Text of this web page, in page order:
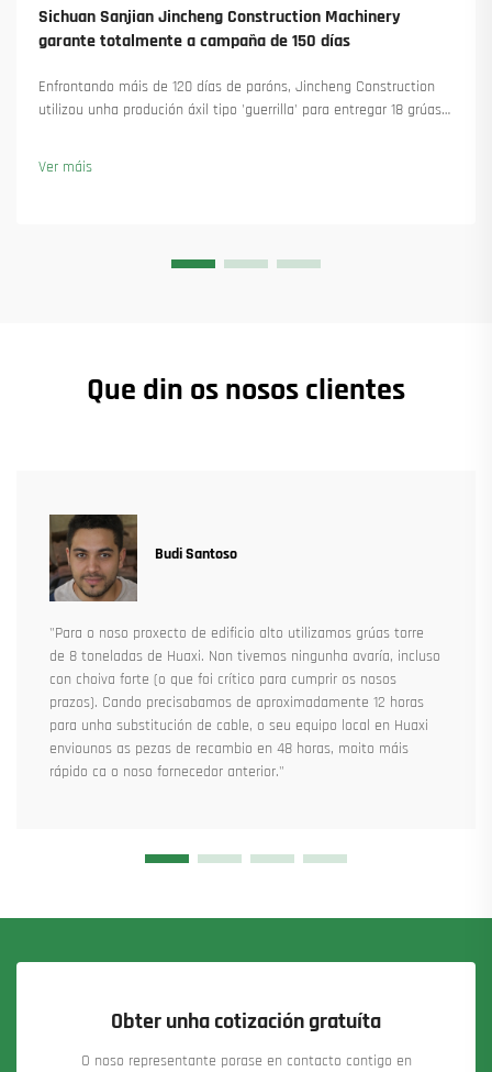
Sichuan Sanjian Jincheng Construction Machinery
garante totalmente a campaña de 150 días
Enfrontando máis de 120 días de paróns, Jincheng Construction
utilizou unha produción áxil tipo 'guerrilla' para entregar 18 grúas
manteu a produción en marcha. Saiba máis.
Ver máis
Que din os nosos clientes
Budi Santoso
"Para o noso proxecto de edificio alto utilizamos grúas torre
de 8 toneladas de Huaxi. Non tivemos ningunha avaría, incluso
con choiva forte (o que foi crítico para cumprir os nosos
prazos). Cando precisabamos de aproximadamente 12 horas
para unha substitución de cable, o seu equipo local en Huaxi
enviounos as pezas de recambio en 48 horas, moito máis
rápido ca o noso fornecedor anterior."
Obter unha cotización gratuíta
O noso representante porase en contacto contigo en